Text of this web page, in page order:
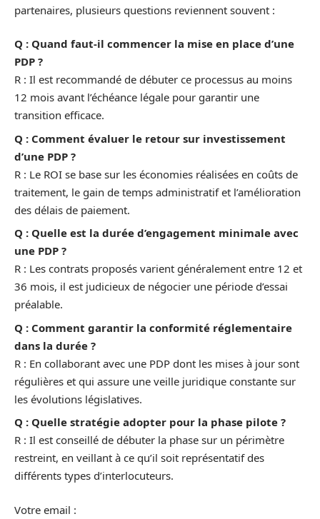
partenaires, plusieurs questions reviennent souvent :
Q : Quand faut-il commencer la mise en place d’une
PDP ?
R : Il est recommandé de débuter ce processus au moins
12 mois avant l’échéance légale pour garantir une
transition efficace.
Q : Comment évaluer le retour sur investissement
d’une PDP ?
R : Le ROI se base sur les économies réalisées en coûts de
traitement, le gain de temps administratif et l’amélioration
des délais de paiement.
Q : Quelle est la durée d’engagement minimale avec
une PDP ?
R : Les contrats proposés varient généralement entre 12 et
36 mois, il est judicieux de négocier une période d’essai
préalable.
Q : Comment garantir la conformité réglementaire
dans la durée ?
R : En collaborant avec une PDP dont les mises à jour sont
régulières et qui assure une veille juridique constante sur
les évolutions législatives.
Q : Quelle stratégie adopter pour la phase pilote ?
R : Il est conseillé de débuter la phase sur un périmètre
restreint, en veillant à ce qu’il soit représentatif des
différents types d’interlocuteurs.
Votre email :